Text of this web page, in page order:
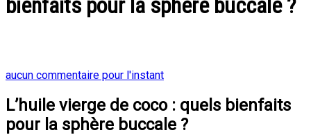
bienfaits pour la sphère buccale ?
aucun commentaire pour l'instant
L’huile vierge de coco : quels bienfaits
pour la sphère buccale ?